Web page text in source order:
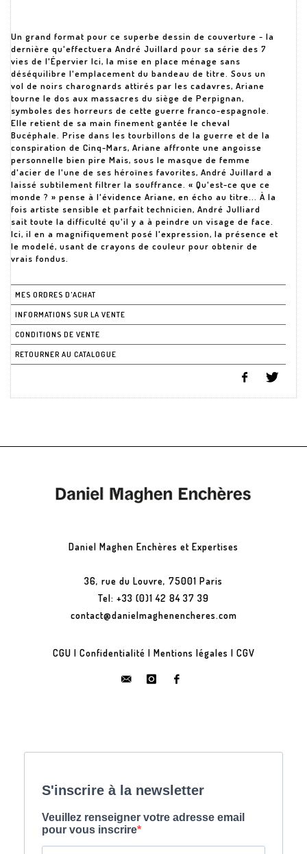
Un grand format pour ce superbe dessin de couverture - la
dernière qu'effectuera André Juillard pour sa série des 7
vies de l'Épervier Ici, la mise en place ménage sans
déséquilibre l'emplacement du bandeau de titre. Sous un
vol de noirs charognards attirés par les cadavres, Ariane
tourne le dos aux massacres du siège de Perpignan,
symboles des horreurs de cette guerre franco-espagnole.
Elle retient de sa main finement gantée le cheval
Bucéphale. Prise dans les tourbillons de la guerre et de la
conspiration de Cinq-Mars, Ariane affronte une angoisse
personnelle bien pire Mais, sous le masque de femme
d'acier de l'une de ses héroïnes favorites, André Juillard a
laissé subtilement filtrer la souffrance. « Qu'est-ce que ce
monde ? » pense à l'évidence Ariane, en écho au titre... À la
fois artiste sensible et parfait technicien, André Julliard
sait toute la difficulté qu'il y a à peindre un visage de face.
Ici, il en a magnifiquement posé l'expression, la présence et
le modelé, usant de crayons de couleur pour obtenir de
vrais fondus.
MES ORDRES D'ACHAT
INFORMATIONS SUR LA VENTE
CONDITIONS DE VENTE
RETOURNER AU CATALOGUE
Daniel Maghen Enchères et Expertises
36, rue du Louvre, 75001 Paris
Tel: +33 (0)1 42 84 37 39
contact@danielmaghenencheres.com
CGU | Confidentialité | Mentions légales | CGV